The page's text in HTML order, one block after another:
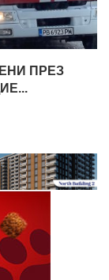
ПРЕЗ